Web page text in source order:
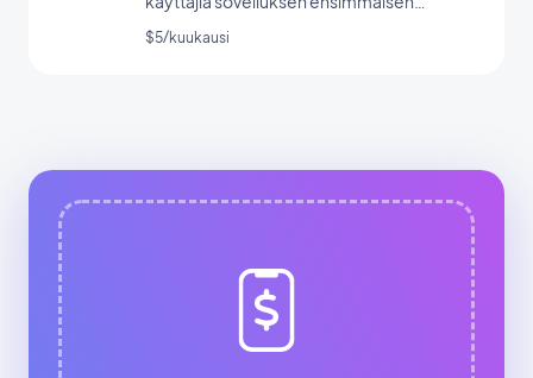
käynnistyksen aikana.
$5/kuukausi